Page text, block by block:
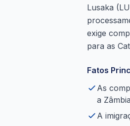
Lusaka
exige
para as
Fatos
As
a Zâmbia
A